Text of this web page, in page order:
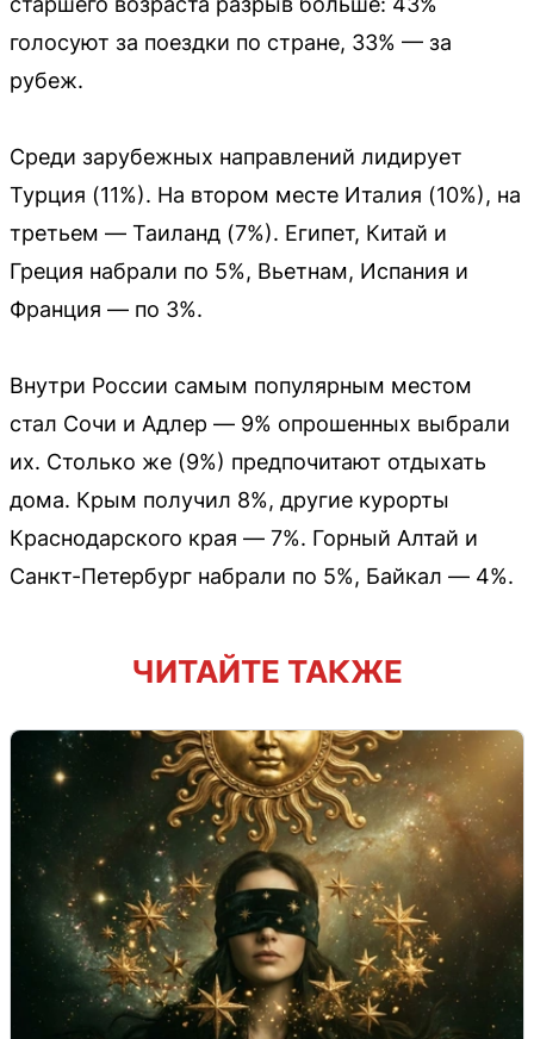
голосуют за поездки по стране, 33% — за
рубеж.
Среди зарубежных направлений лидирует
Турция (11%). На втором месте Италия (10%), на
третьем — Таиланд (7%). Египет, Китай и
Греция набрали по 5%, Вьетнам, Испания и
Франция — по 3%.
Внутри России самым популярным местом
стал Сочи и Адлер — 9% опрошенных выбрали
их. Столько же (9%) предпочитают отдыхать
дома. Крым получил 8%, другие курорты
Краснодарского края — 7%. Горный Алтай и
Санкт-Петербург набрали по 5%, Байкал — 4%.
ЧИТАЙТЕ ТАКЖЕ